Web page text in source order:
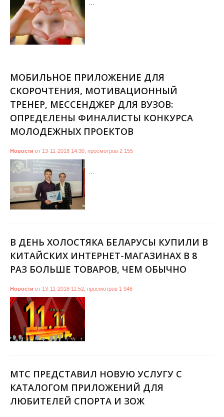
МОБИЛЬНОЕ ПРИЛОЖЕНИЕ ДЛЯ
СКОРОЧТЕНИЯ, МОТИВАЦИОННЫЙ
ТРЕНЕР, МЕССЕНДЖЕР ДЛЯ ВУЗОВ:
ОПРЕДЕЛЕНЫ ФИНАЛИСТЫ КОНКУРСА
МОЛОДЕЖНЫХ ПРОЕКТОВ
Новости от 13-11-2018 14:30 просмотров 2 155
В ДЕНЬ ХОЛОСТЯКА БЕЛАРУСЫ КУПИЛИ В
КИТАЙСКИХ ИНТЕРНЕТ-МАГАЗИНАХ В 8
РАЗ БОЛЬШЕ ТОВАРОВ, ЧЕМ ОБЫЧНО
Новости от 13-11-2018 11:52 просмотров 1 946
МТС ПРЕДСТАВИЛ НОВУЮ УСЛУГУ С
КАТАЛОГОМ ПРИЛОЖЕНИЙ ДЛЯ
ЛЮБИТЕЛЕЙ СПОРТА И ЗОЖ